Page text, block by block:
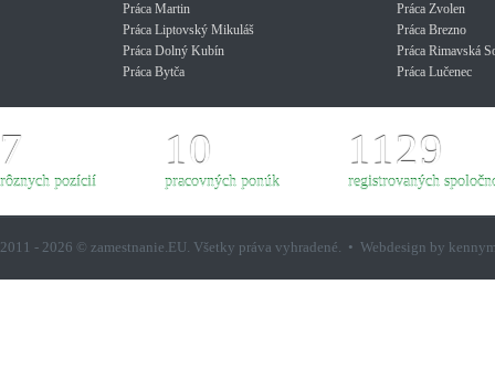
Práca Martin
Práca Liptovský Mikuláš
Práca Dolný Kubín
Práca Bytča
Práca Zvolen
Práca Brezno
Práca Rimavská
Práca Lučenec
7
rôznych pozícií
10
pracovných ponúk
1129
registrovaných
2011 - 2026 © zamestnanie.EU. Všetky práva vyhradené. • Webdesign by